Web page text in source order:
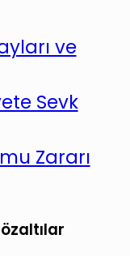
ve
Sevk
Zararı